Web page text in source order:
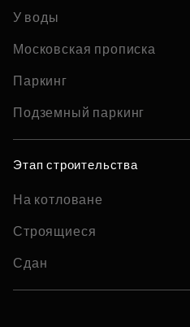
У воды
Московская прописка
Паркинг
Подземный паркинг
Этап строительства
На котловане
Строящиеся
Сдан